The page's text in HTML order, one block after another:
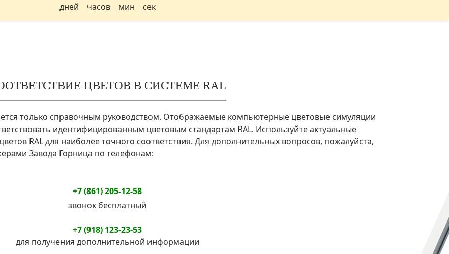
дней часов мин сек
ЦВЕТОВ В СИСТЕМЕ RAL
только справочным руководством. Отображаемые компьютерные цветовые симуляции
идентифицированным цветовым стандартам RAL. Используйте актуальные
RAL для наиболее точного соответствия. Для дополнительных вопросов, пожалуйста,
Завода Горница по телефонам:
+7 (861) 205-12-58
звонок бесплатный
+7 (918) 123-23-53
для получения дополнительной информации